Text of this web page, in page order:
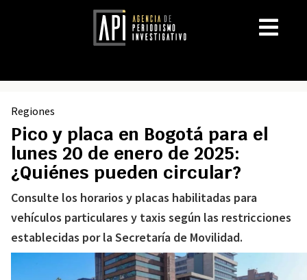
Regiones
Pico y placa en Bogotá para el
lunes 20 de enero de 2025:
¿Quiénes pueden circular?
Consulte los horarios y placas habilitadas para
vehículos particulares y taxis según las restricciones
establecidas por la Secretaría de Movilidad.